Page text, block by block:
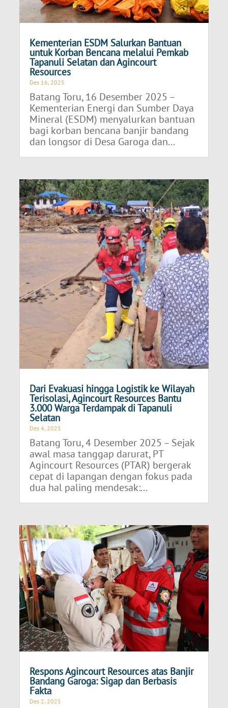
Kementerian ESDM Salurkan Bantuan
untuk Korban Bencana melalui Pemkab
Tapanuli Selatan dan Agincourt
Resources
Des 16, 2025
Batang Toru, 16 Desember 2025 –
Kementerian Energi dan Sumber Daya
Mineral (ESDM) menyalurkan bantuan
bagi korban bencana banjir bandang
dan longsor di Desa Garoga dan...
Dari Evakuasi hingga Logistik ke Wilayah
Terisolasi, Agincourt Resources Bantu
3.000 Warga Terdampak di Tapanuli
Selatan
Des 4, 2025
Batang Toru, 4 Desember 2025 – Sejak
awal masa tanggap darurat, PT
Agincourt Resources (PTAR) bergerak
cepat di lapangan dengan fokus pada
dua hal paling mendesak:...
Respons Agincourt Resources atas Banjir
Bandang Garoga: Sigap dan Berbasis
Fakta
Des 2, 2025